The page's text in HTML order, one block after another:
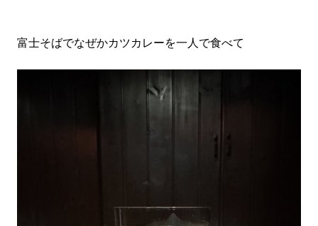
富士そばでなぜかカツカレーを一人で食べて